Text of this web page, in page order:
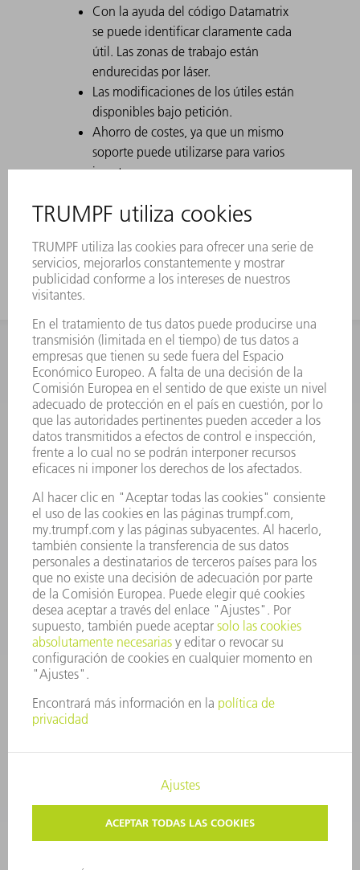
Con la ayuda del código Datamatrix
se puede identificar claramente cada
útil. Las zonas de trabajo están
endurecidas por láser.
Las modificaciones de los útiles están
disponibles bajo petición.
Ahorro de costes, ya que un mismo
soporte puede utilizarse para varios
insertos.
utilizarse para el aplastado
INFORMACIÓN
Preguntas más frecuentes
Condiciones generales de venta
CONTACTO
Departamento de Repuestos
+34 91 657 36 70
Viernes de 8h – 17h
repuestos@es.trumpf.com
CONTACTO
Departamento de Utillaje
+34 91 657 36 69
Lunes a Jueves de 8h – 18h
Viernes de 8h – 17h
utillaje@trumpf.com
AVISO LEGAL
PROTECCIÓN DE DATOS
COPYRIGHT Y MARCA REGISTRADA
CONDICIONES DE USO